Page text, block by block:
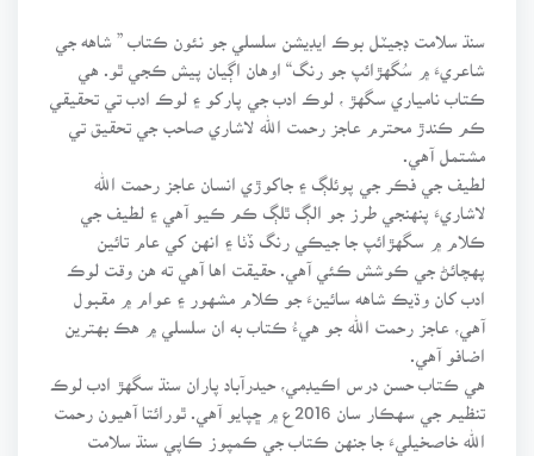
سنڌ سلامت ڊجيٽل بوڪ ايڊيشن سلسلي جو نئون ڪتاب ” شاهه جي
شاعريءَ ۾ سُگهڙائپ جو رنگ“ اوهان اڳيان پيش ڪجي ٿو. هي
ڪتاب نامياري سگهڙ ، لوڪ ادب جي پارکو ۽ لوڪ ادب تي تحقيقي
ڪم ڪندڙ محترم عاجز رحمت الله لاشاري صاحب جي تحقيق تي
مشتمل آهي.
لطيف جي فڪر جي پوئلڳ ۽ جاکوڙي انسان عاجز رحمت الله
لاشاريءَ پنهنجي طرز جو الڳ ٿلڳ ڪم ڪيو آهي ۽ لطيف جي
ڪلام ۾ سگهڙائپ جا جيڪي رنگ ڏٺا ۽ انهن کي عام تائين
پهچائڻ جي ڪوشش ڪئي آهي. حقيقت اها آهي ته هن وقت لوڪ
ادب کان وڌيڪ شاهه سائينءَ جو ڪلام مشهور ۽ عوام ۾ مقبول
آهي، عاجز رحمت الله جو هيءُ ڪتاب به ان سلسلي ۾ هڪ بهترين
اضافو آهي.
هي ڪتاب حسن درس اڪيڊمي، حيدرآباد پاران سنڌ سگهڙ ادب لوڪ
تنظيم جي سهڪار سان 2016ع ۾ ڇپايو آهي. ٿورائتا آهيون رحمت
الله خاصخيليءَ جا جنهن ڪتاب جي ڪمپوز ڪاپي سنڌ سلامت